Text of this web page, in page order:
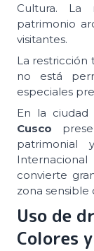
Cultura. La
patrimonio
visitantes.
La restricción
no está
especiales
En la ciudad
Cusco
patrimonial
convierte
zona sensible
Uso de
Colores